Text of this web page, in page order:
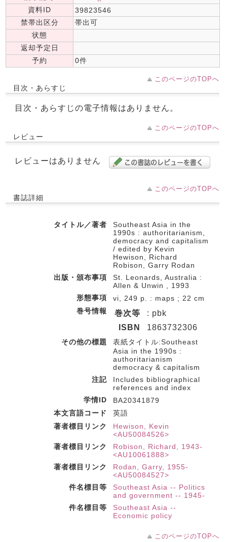
資料ID
39823546
禁帯出区分
帯出可
状態
返却予定日
予約
0件
このページのTOPへ
目次・あらすじ
目次・あらすじの電子情報はありません。
このページのTOPへ
レビュー
レビューはありません
このページのTOPへ
書誌詳細
タイトル／著者
Southeast Asia in the
1990s : authoritarianism,
democracy and capitalism
/ edited by Kevin
Hewison, Richard
Robison, Garry Rodan
出版・頒布事項
St. Leonards, Australia :
Allen & Unwin , 1993
形態事項
vi, 249 p. : maps ; 22 cm
巻号情報
巻次等
: pbk
ISBN
1863732306
その他の標題
表紙タイトル:Southeast
Asia in the 1990s :
authoritarianism
democracy & capitalism
注記
Includes bibliographical
references and index
学情ID
BA20341879
本文言語コード
英語
著者標目リンク
Hewison, Kevin
<AU50084526>
著者標目リンク
Robison, Richard, 1943-
<AU10061888>
著者標目リンク
Rodan, Garry, 1955-
<AU50084527>
件名標目等
Southeast Asia -- Politics
and government -- 1945-
件名標目等
Southeast Asia --
Economic policy
このページのTOPへ